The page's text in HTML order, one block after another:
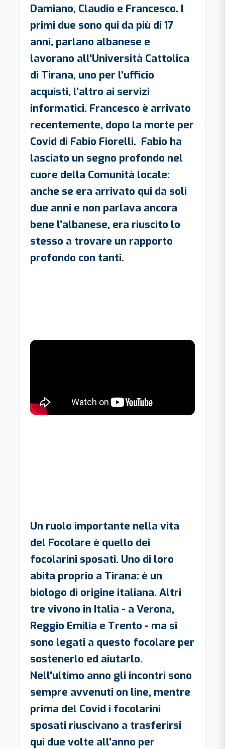
Damiano, Claudio e Francesco. I
primi due sono qui da più di 17
anni, parlano albanese e
lavorano all'Università Cattolica
di Tirana, uno per l'ufficio
acquisti, l'altro ai servizi
informatici. Francesco è arrivato
recentemente, dopo la morte per
Covid di Fabio Fiorelli. Fabio ha
lasciato un segno profondo nel
cuore della Comunità locale:
anche se era arrivato qui da soli
due anni e non parlava ancora
bene l’albanese, era riuscito lo
stesso a trovare un rapporto
profondo con tanti.
Un ruolo importante nella vita
del Focolare è quello dei
focolarini sposati. Uno di loro
abita proprio a Tirana: è un
biologo di origine italiana. Altri
tre vivono in Italia - a Verona,
Reggio Emilia e Trento - ma si
sono legati a questo focolare per
sostenerlo ed aiutarlo.
Nell'ultimo anno gli incontri sono
sempre avvenuti on line, mentre
prima del Covid i focolarini
sposati riuscivano a trasferirsi
qui due volte all'anno per